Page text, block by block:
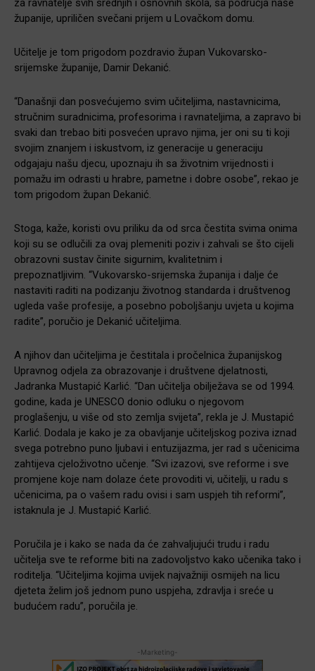
za ravnatelje svih srednjih i osnovnih škola, sa područja naše
županije, upriličen svečani prijem u Lovačkom domu.
Učitelje je tom prigodom pozdravio župan Vukovarsko-
srijemske županije, Damir Dekanić.
“Današnji dan posvećujemo svim učiteljima, nastavnicima,
stručnim suradnicima, profesorima i ravnateljima, a zapravo bi
svaki dan trebao biti posvećen upravo njima, jer oni su ti koji
svojim znanjem i iskustvom, iz generacije u generaciju
odgajaju našu djecu, upoznaju ih sa životnim vrijednosti i
pomažu im odrasti u hrabre, pametne i dobre osobe”, rekao je
tom prigodom župan Dekanić.
Stoga, kaže, koristi ovu priliku da od srca čestita svima onima
koji su se odlučili za ovaj plemeniti poziv i zahvali se što cijeli
obrazovni sustav činite sigurnim, kvalitetnim i
prepoznatljivim. “Vukovarsko-srijemska županija i dalje će
nastaviti raditi na podizanju životnog standarda i društvenog
ugleda vaše profesije, a posebno poboljšanju uvjeta u kojima
radite”, poručio je Dekanić učiteljima.
A njihov dan učiteljima je čestitala i pročelnica županijskog
Upravnog odjela za obrazovanje i društvene djelatnosti,
Jadranka Mustapić Karlić. “Dan učitelja obilježava se od 1994.
godine, kada je UNESCO donio odluku o njegovom
proglašenju, u više od sto zemlja svijeta”, rekla je J. Mustapić
Karlić. Dodala je kako je za obavljanje učiteljskog poziva iznad
svega potrebno puno ljubavi i entuzijazma, jer rad s učenicima
zahtijeva cjeloživotno učenje. “Svi izazovi, sve reforme i sve
promjene koje nam dolaze ćete provoditi vi, učitelji, u radu s
učenicima, pa o vašem radu ovisi i sam uspjeh tih reformi”,
istaknula je J. Mustapić Karlić.
Poručila je i kako se nada da će zahvaljujući trudu i radu
učitelja sve te reforme biti na zadovoljstvo kako učenika tako i
roditelja. “Učiteljima kojima uvijek najvažniji osmijeh na licu
djeteta želim još jednom puno uspjeha, zdravlja i sreće u
budućem radu”, poručila je.
-Marketing-